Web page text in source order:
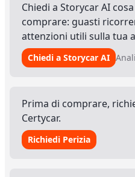
Chiedi a Storycar AI
comprare: guasti
attenzioni utili sulla tua
Chiedi a Storycar AI
Prima di comprare,
Certycar.
Richiedi Perizia